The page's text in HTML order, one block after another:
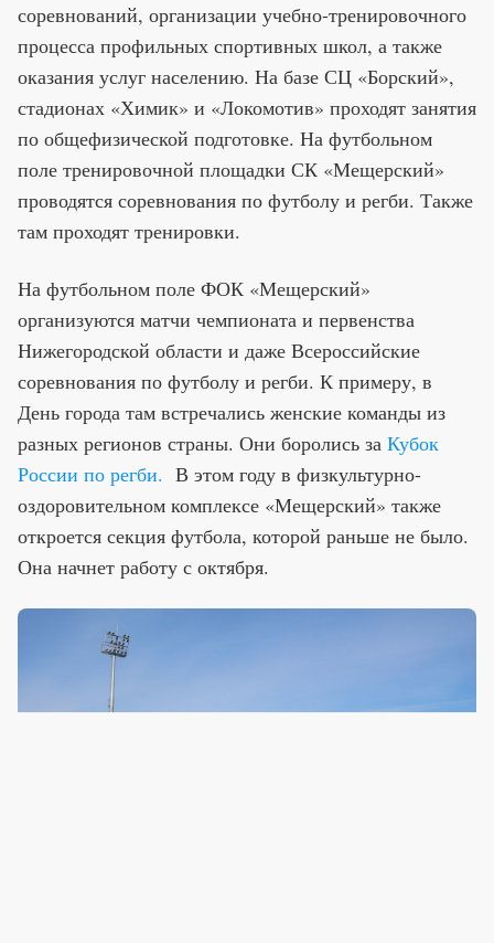
соревнований, организации учебно-тренировочного
процесса профильных спортивных школ, а также
оказания услуг населению. На базе СЦ «Борский»,
стадионах «Химик» и «Локомотив» проходят занятия
по общефизической подготовке. На футбольном
поле тренировочной площадки СК «Мещерский»
проводятся соревнования по футболу и регби. Также
там проходят тренировки.
На футбольном поле ФОК «Мещерский»
организуются матчи чемпионата и первенства
Нижегородской области и даже Всероссийские
соревнования по футболу и регби. К примеру, в
День города там встречались женские команды из
разных регионов страны. Они боролись за Кубок
России по регби. В этом году в физкультурно-
оздоровительном комплексе «Мещерский» также
откроется секция футбола, которой раньше не было.
Она начнет работу с октября.